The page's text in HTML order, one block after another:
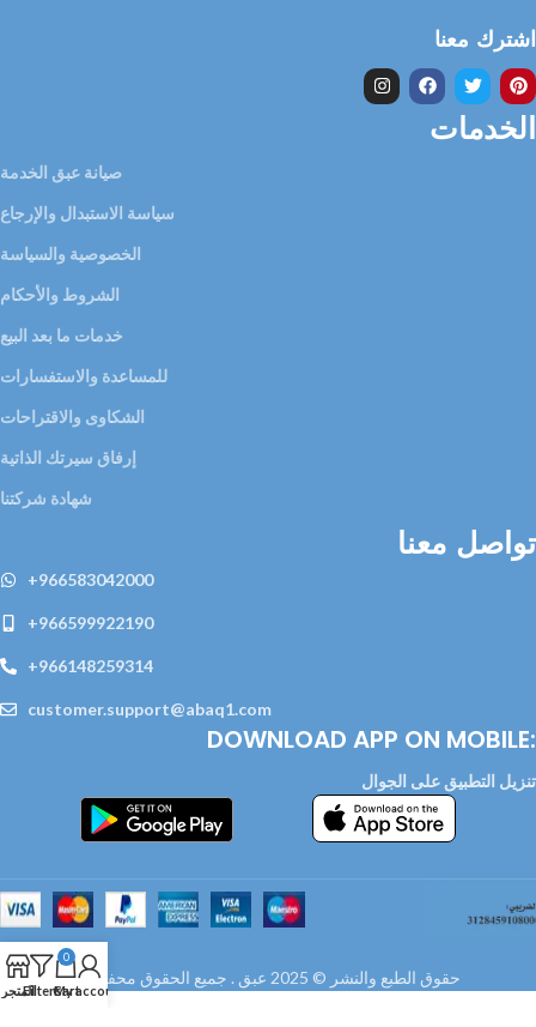
اشترك معنا
الخدمات
صيانة عبق الخدمة
سياسة الاستبدال والإرجاع
الخصوصية والسياسة
الشروط والأحكام
خدمات ما بعد البيع
للمساعدة والاستفسارات
الشكاوى والاقتراحات
إرفاق سيرتك الذاتية
شهادة شركتنا
تواصل معنا
+966583042000
+966599922190
+966148259314
customer.support@abaq1.com
DOWNLOAD APP ON MOBILE:
تنزيل التطبيق على الجوال
حقوق الطبع والنشر © 2025 عبق . جميع الحقوق محفوظة
المتجرFilters
0
Cart
My account